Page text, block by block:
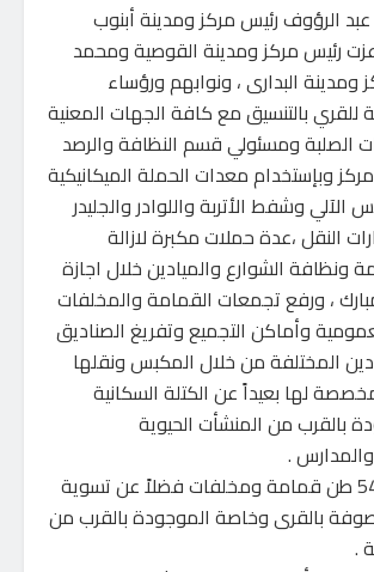
الرؤوف رئيس مركز ومدينة أبنوب
رئيس مركز ومدينة القوصية ومحمد
البدارى ، ونوابهم ورؤساء
للقري بالتنسيق مع كافة الجهات المعنية
الصلبة ومسئولي قسم النظافة والرصد
وبإستخدام معدات الحملة الميكانيكية
الآلي وشفط الأتربة واللوادر والجليدر
النقل ،عدة حملات مكبرة لازالة
ونظافة الشوارع والميادين خلال اجازة
، ورفع تجمعات القمامة والمخلفات
وأماكن التجميع وتفريغ الصناديق
المختلفة من خلال المكبس ونقلها
لها بعيداً عن الكتلة السكانية
بالقرب من المنشأت الحيوية
.
وتم رفع نحو 540 طن قمامة ومخلفات فضلاً عن تسوية
بالقرى وخاصة الموجودة بالقرب من
.